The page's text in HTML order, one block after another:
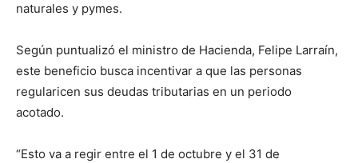
naturales y pymes.
Según puntualizó el ministro de Hacienda, Felipe Larraín,
este beneficio busca incentivar a que las personas
regularicen sus deudas tributarias en un periodo
acotado.
“Esto va a regir entre el 1 de octubre y el 31 de